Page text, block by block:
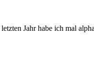
Jahr habe ich mal